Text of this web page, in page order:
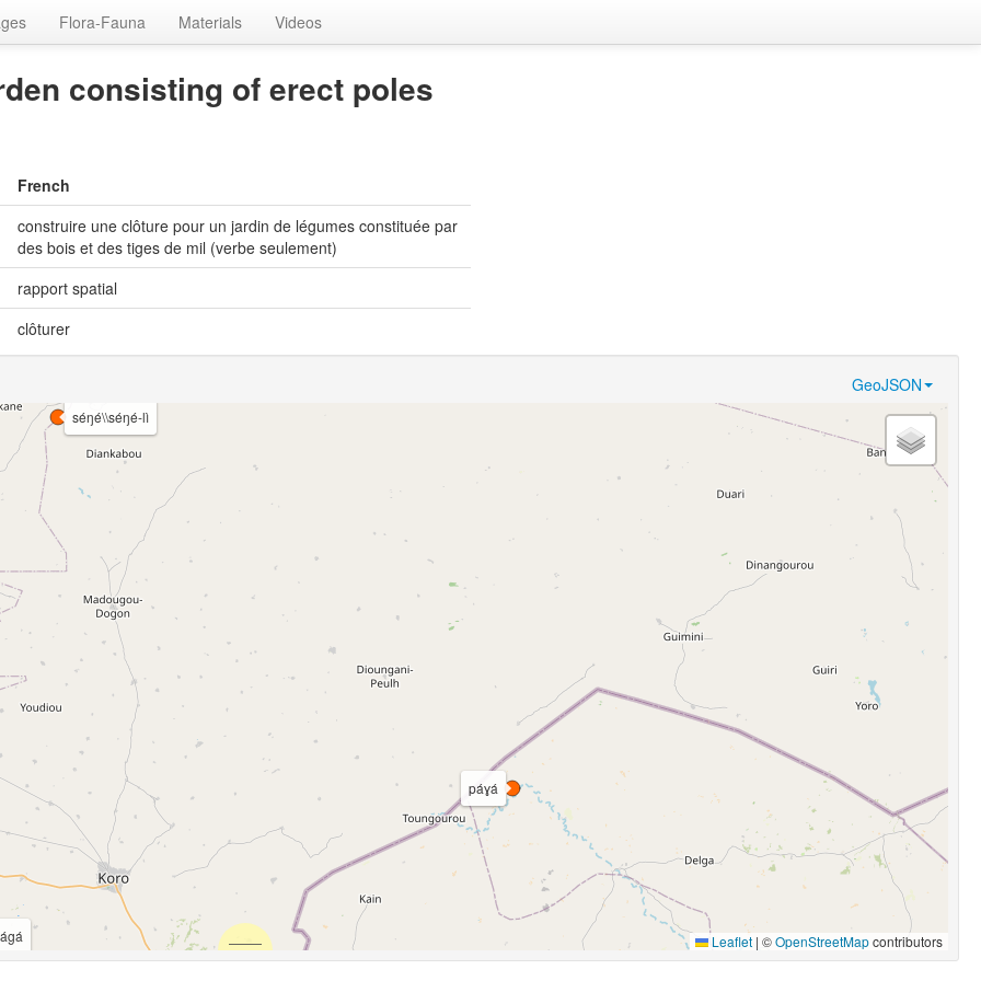
Flora-Fauna Materials Videos
consisting of erect poles
French
construire une clôture pour un jardin de légumes constituée par
des bois et des tiges de mil (verbe seulement)
rapport spatial
clôturer
GeoJSON
séŋé\\séŋé-lì
páɣá
Leaflet | ©OpenStreetMapcontributors